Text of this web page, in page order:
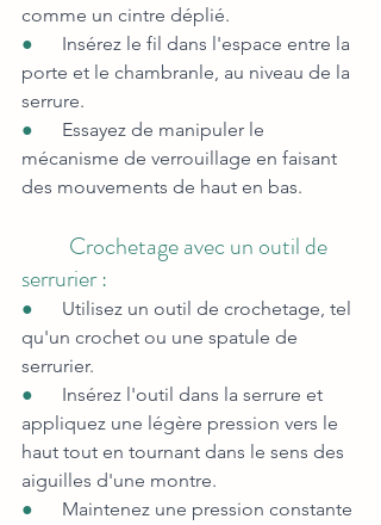
comme un cintre déplié.
● Insérez le fil dans l'espace entre la
porte et le chambranle, au niveau de la
serrure.
● Essayez de manipuler le
mécanisme de verrouillage en faisant
des mouvements de haut en bas.
Crochetage avec un outil de
serrurier :
● Utilisez un outil de crochetage, tel
qu'un crochet ou une spatule de
serrurier.
● Insérez l'outil dans la serrure et
appliquez une légère pression vers le
haut tout en tournant dans le sens des
aiguilles d'une montre.
● Maintenez une pression constante